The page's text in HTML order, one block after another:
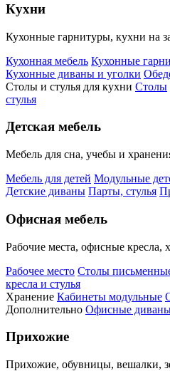
Кухни
Кухонные гарнитуры, кухни на
Кухонная мебель Кухонные
Кухонные диваны и уголки
Столы и стулья для кухни Столы
стулья
Детская мебель
Мебель для сна, учебы и
Мебель для детей Модульные
Детские диваны Парты, стулья
Офисная мебель
Рабочие места, офисные кресла,
Рабочее место Столы
кресла и стулья
Хранение Кабинеты модульные
Дополнительно Офисные
Прихожие
Прихожие, обувницы, вешалки,